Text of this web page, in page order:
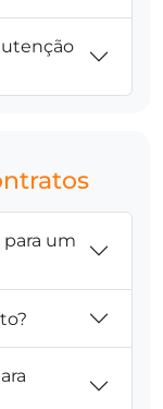
para um